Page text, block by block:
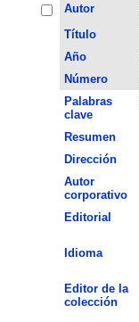
Autor
Título
Año
Número
Palabras
clave
Resumen
Dirección
Autor
corporativo
Editorial
Idioma
Editor de la
colección